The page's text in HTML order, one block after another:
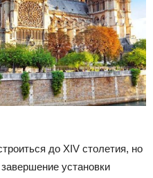
до XIV столетия, но
установки